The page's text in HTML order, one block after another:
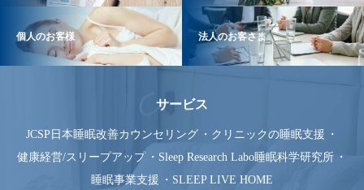
個人のお客様 法人のお客さま
サービス
JCSP日本睡眠改善カウンセリング
クリニックの睡眠支援
健康経営/スリープアップ
Sleep Research Labo睡眠科学研究所
睡眠事業支援
SLEEP LIVE HOME